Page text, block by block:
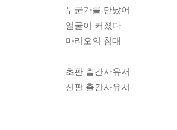
누군가를 만났어
얼굴이 커졌다
마리오의 침대
초판 출간사유서
신판 출간사유서